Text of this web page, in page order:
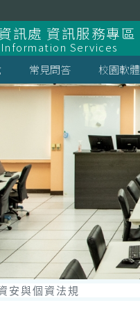
訊處 資訊服務專區
Services
常見問答 校園軟體
安與個資法規